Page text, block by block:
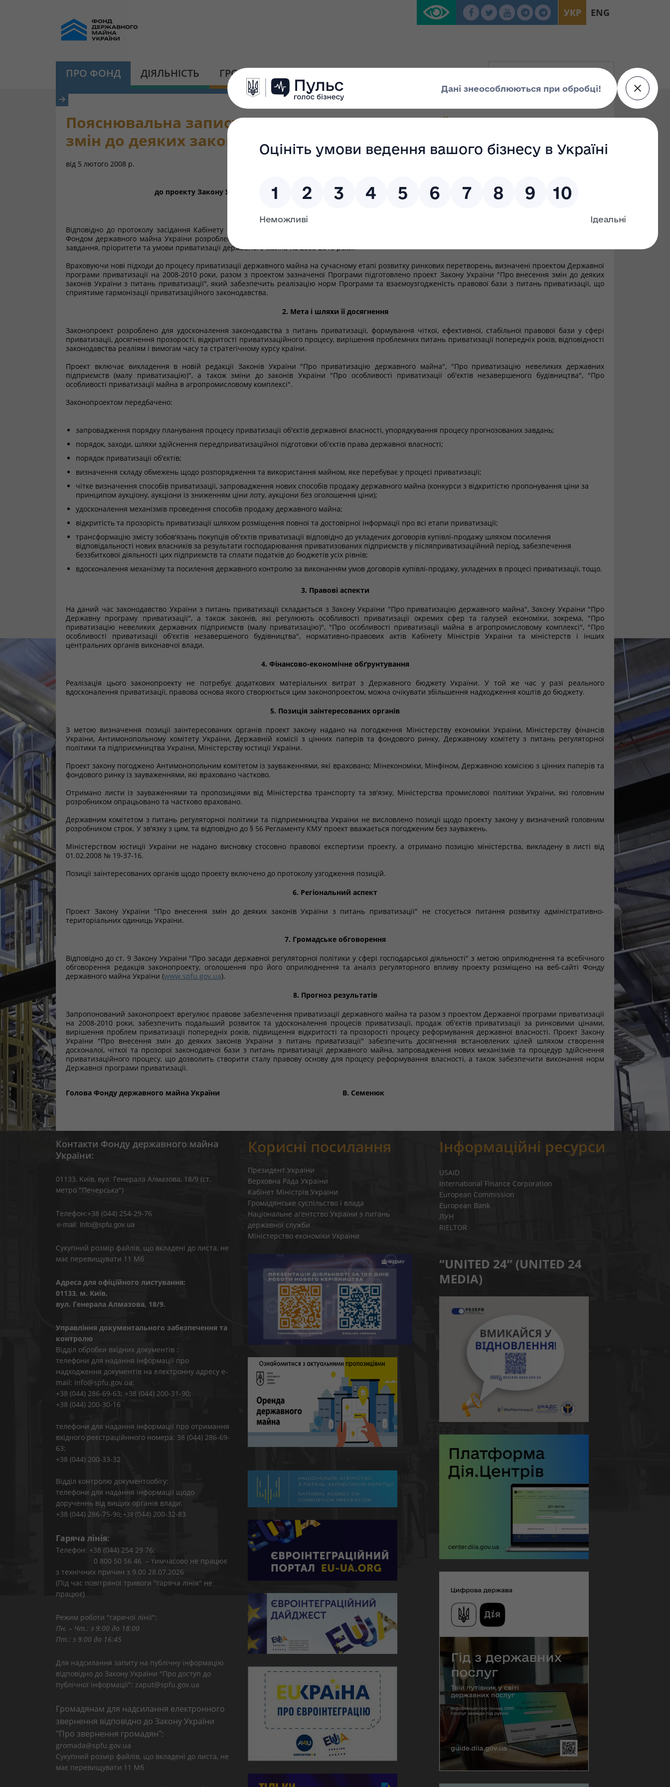
УКР ENG
ПРО ФОНД ДІЯЛЬНІСТЬ ГРОМАДСЬКА ПЛАТФОРМА
Пояснювальна записка до проекту Закону України "Про внесення
змін до деяких законів України з питань приватизації"
від 5 лютого 2008 р.
до проекту Закону України "Про внесення змін до деяких законів України з питань приватизації"
Відповідно до протоколу засідання Кабінету Міністрів України від 26.12.2007 № 3 та статті 4 Закону України "Про приватизацію державного майна"
Фондом державного майна України розроблено проект Закону України "Про Державну програму приватизації на 2008-2010 роки", який визначає цілі,
завдання, пріоритети та умови приватизації державного майна на 2008-2010 роки.
Враховуючи нові підходи до процесу приватизації державного майна на сучасному етапі розвитку ринкових перетворень, визначені проектом Державної
програми приватизації на 2008-2010 роки, разом з проектом зазначеної Програми підготовлено проект Закону України "Про внесення змін до деяких
законів України з питань приватизації", який забезпечить реалізацію норм Програми та взаємоузгодженість правової бази з питань приватизації, що
сприятиме гармонізації приватизаційного законодавства.
2. Мета і шляхи її досягнення
Законопроект розроблено для удосконалення законодавства з питань приватизації, формування чіткої, ефективної, стабільної правової бази у сфері
приватизації, досягнення прозорості, відкритості приватизаційного процесу, вирішення проблемних питань приватизації попередніх років, відповідності
законодавства реаліям і вимогам часу та стратегічному курсу країни.
Проект включає викладення в новій редакції Законів України "Про приватизацію державного майна", "Про приватизацію невеликих державних
підприємств (малу приватизацію)", а також зміни до законів України "Про особливості приватизації об'єктів незавершеного будівництва", "Про
особливості приватизації майна в агропромисловому комплексі".
Законопроектом передбачено:
запровадження порядку планування процесу приватизації об'єктів державної власності, упорядкування процесу прогнозованих завдань;
порядок, заходи, шляхи здійснення передприватизаційної підготовки об'єктів права державної власності;
порядок приватизації об'єктів;
визначення складу обмежень щодо розпорядження та використання майном, яке перебуває у процесі приватизації;
чітке визначення способів приватизації, запровадження нових способів продажу державного майна (конкурси з відкритістю пропонування ціни за
принципом аукціону, аукціони із зниженням ціни лоту, аукціони без оголошення ціни);
удосконалення механізмів проведення способів продажу державного майна;
відкритість та прозорість приватизації шляхом розміщення повної та достовірної інформації про всі етапи приватизації;
трансформацію змісту зобов'язань покупців об'єктів приватизації відповідно до укладених договорів купівлі-продажу шляхом посилення
відповідальності нових власників за результати господарювання приватизованих підприємств у післяприватизаційний період, забезпечення
беззбиткової діяльності цих підприємств та сплати податків до бюджетів усіх рівнів;
вдосконалення механізму та посилення державного контролю за виконанням умов договорів купівлі-продажу, укладених в процесі приватизації, тощо.
3. Правові аспекти
На даний час законодавство України з питань приватизації складається з Закону України "Про приватизацію державного майна", Закону України "Про
Державну програму приватизації", а також законів, які регулюють особливості приватизації окремих сфер та галузей економіки, зокрема, "Про
приватизацію невеликих державних підприємств (малу приватизацію)", "Про особливості приватизації майна в агропромисловому комплексі", "Про
особливості приватизації об'єктів незавершеного будівництва", нормативно-правових актів Кабінету Міністрів України та міністерств і інших
центральних органів виконавчої влади.
4. Фінансово-економічне обґрунтування
Реалізація цього законопроекту не потребує додаткових матеріальних витрат з Державного бюджету України. У той же час у разі реального
вдосконалення приватизації, правова основа якого створюється цим законопроектом, можна очікувати збільшення надходження коштів до бюджету.
5. Позиція заінтересованих органів
З метою визначення позиції заінтересованих органів проект закону надано на погодження Міністерству економіки України, Міністерству фінансів
України, Антимонопольному комітету України, Державній комісії з цінних паперів та фондового ринку, Державному комітету з питань регуляторної
політики та підприємництва України, Міністерству юстиції України.
Проект закону погоджено Антимонопольним комітетом із зауваженнями, які враховано; Мінекономіки, Мінфіном, Державною комісією з цінних паперів та
фондового ринку із зауваженнями, які враховано частково.
Отримано листи із зауваженнями та пропозиціями від Міністерства транспорту та зв'язку, Міністерства промислової політики України, які головним
розробником опрацьовано та частково враховано.
Державним комітетом з питань регуляторної політики та підприємництва України не висловлено позиції щодо проекту закону у визначений головним
розробником строк. У зв'язку з цим, та відповідно до § 56 Регламенту КМУ проект вважається погодженим без зауважень.
Міністерством юстиції України не надано висновку стосовно правової експертизи проекту, а отримано позицію міністерства, викладену в листі від
01.02.2008 № 19-37-16.
Позиції заінтересованих органів щодо проекту включено до протоколу узгодження позицій.
6. Регіональний аспект
Проект Закону України "Про внесення змін до деяких законів України з питань приватизації" не стосується питання розвитку адміністративно-
територіальних одиниць України.
7. Громадське обговорення
Відповідно до ст. 9 Закону України "Про засади державної регуляторної політики у сфері господарської діяльності" з метою оприлюднення та всебічного
обговорення редакція законопроекту, оголошення про його оприлюднення та аналіз регуляторного впливу проекту розміщено на веб-сайті Фонду
державного майна України (www.spfu.gov.ua).
8. Прогноз результатів
Запропонований законопроект врегулює правове забезпечення приватизації державного майна та разом з проектом Державної програми приватизації
на 2008-2010 роки, забезпечить подальший розвиток та удосконалення процесів приватизації, продаж об'єктів приватизації за ринковими цінами,
вирішення проблем приватизації попередніх років, підвищення відкритості та прозорості процесу реформування державної власності. Проект Закону
України "Про внесення змін до деяких законів України з питань приватизації" забезпечить досягнення встановлених цілей шляхом створення
досконалої, чіткої та прозорої законодавчої бази з питань приватизації державного майна, запровадження нових механізмів та процедур здійснення
приватизаційного процесу, що дозволить створити сталу правову основу для процесу реформування власності, а також забезпечити виконання норм
Державної програми приватизації.
Голова Фонду державного майна України В. Семенюк
Контакти Фонду державного майна
України:
01133, Kиїв, вул. Генерала Алмазова, 18/9 (ст.
метро "Печерська")
Телефон:+38 (044) 254-29-76
Сукупний розмір файлів, що вкладені до листа, не
має перевищувати 11 Мб
Адреса для офіційного листування:
01133, м. Київ,
вул. Генерала Алмазова, 18/9.
Управління документального забезпечення та
контролю
Відділ обробки вхідних документів :
телефони для надання інформації про
надходження документів на електронну адресу e-
mail: info@spfu.gov.ua:
+38 (044) 286-69-63; +38 (044) 200-31-90;
+38 (044) 200-30-16
телефони для надання інформації про отримання
вхідного реєстраційнного номера: 38 (044) 286-69-
63;
+38 (044) 200-33-32
Відділ контролю документообігу:
телефони для надання інформації щодо
дорученнь від вищих органів влади:
+38 (044) 286-75-90; +38 (044) 200-32-83
Гаряча лінія:
Телефон: +38 (044) 254 29 76;
0 800 50 56 46 – тимчасово не працює
з технічних причин з 9.00 28.07.2026
(Під час повітряної тривоги "гаряча лінія" не
працює)
Режим роботи "гарячої лінії":
Пн. – Чт.: з 9:00 до 18:00
Пт.: з 9:00 до 16:45
Для надсилання запиту на публічну інформацію
відповідно до Закону України "Про доступ до
публічної інформації": zaput@spfu.gov.ua
Громадянам для надсилання електронного
звернення відповідно до Закону України
"Про звернення громадян":
gromada@spfu.gov.ua
Сукупний розмір файлів, що вкладені до листа, не
має перевищувати 11 Мб
Корисні посилання
Президент України
Верховна Рада України
Кабінет Міністрів України
Громадянське суспільство і влада
Національне агентство України з питань
державної служби
Міністерство економіки України
Інформаційні ресурси
USAID
International Finance Corporation
European Commission
European Bank
ЛУН
RIELTOR
“UNITED 24” (UNITED 24
MEDIA)